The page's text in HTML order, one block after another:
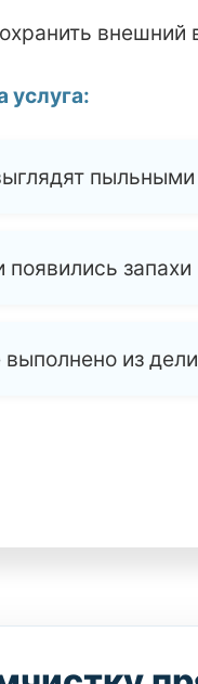
услуга:
пыльными
появились запахи
выполнено из